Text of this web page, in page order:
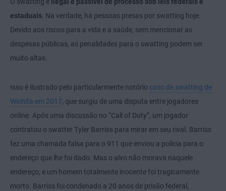
O swatting é ilegal e passível de processo sob leis federais e
estaduais. Na verdade, há pessoas presas por swatting hoje.
Devido aos riscos para a vida e a saúde, sem mencionar as
despesas públicas, as penalidades para o swatting podem ser
muito altas.
Isso é ilustrado pelo particularmente notório caso de swatting de
Wichita em 2017, que surgiu de uma disputa entre jogadores
online. Após uma discussão no “Call of Duty”, um jogador
contratou o swatter Tyler Barriss para mirar em seu rival. Barriss
fez uma chamada falsa para o 911 que enviou a polícia para o
endereço que lhe foi dado. Mas o alvo não morava naquele
endereço, e um homem totalmente inocente foi tragicamente
morto. Barriss foi condenado a 20 anos de prisão federal,